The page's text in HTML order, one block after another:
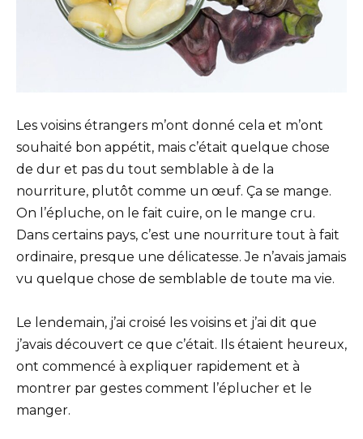
Les voisins étrangers m’ont donné cela et m’ont
souhaité bon appétit, mais c’était quelque chose
de dur et pas du tout semblable à de la
nourriture, plutôt comme un œuf. Ça se mange.
On l’épluche, on le fait cuire, on le mange cru.
Dans certains pays, c’est une nourriture tout à fait
ordinaire, presque une délicatesse. Je n’avais jamais
vu quelque chose de semblable de toute ma vie.
Le lendemain, j’ai croisé les voisins et j’ai dit que
j’avais découvert ce que c’était. Ils étaient heureux,
ont commencé à expliquer rapidement et à
montrer par gestes comment l’éplucher et le
manger.